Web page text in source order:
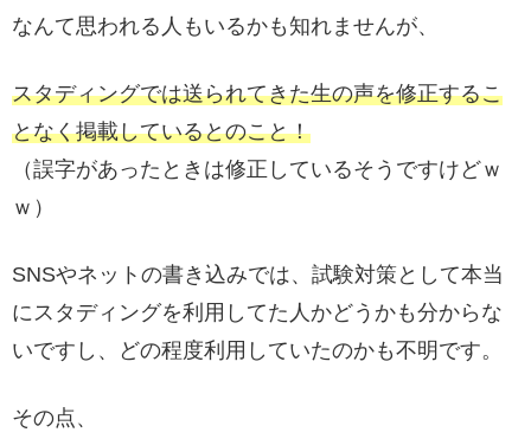
なんて思われる人もいるかも知れませんが、
スタディングでは送られてきた生の声を修正するこ
となく掲載しているとのこと！
（誤字があったときは修正しているそうですけどｗ
ｗ）
SNSやネットの書き込みでは、試験対策として本当
にスタディングを利用してた人かどうかも分からな
いですし、どの程度利用していたのかも不明です。
その点、